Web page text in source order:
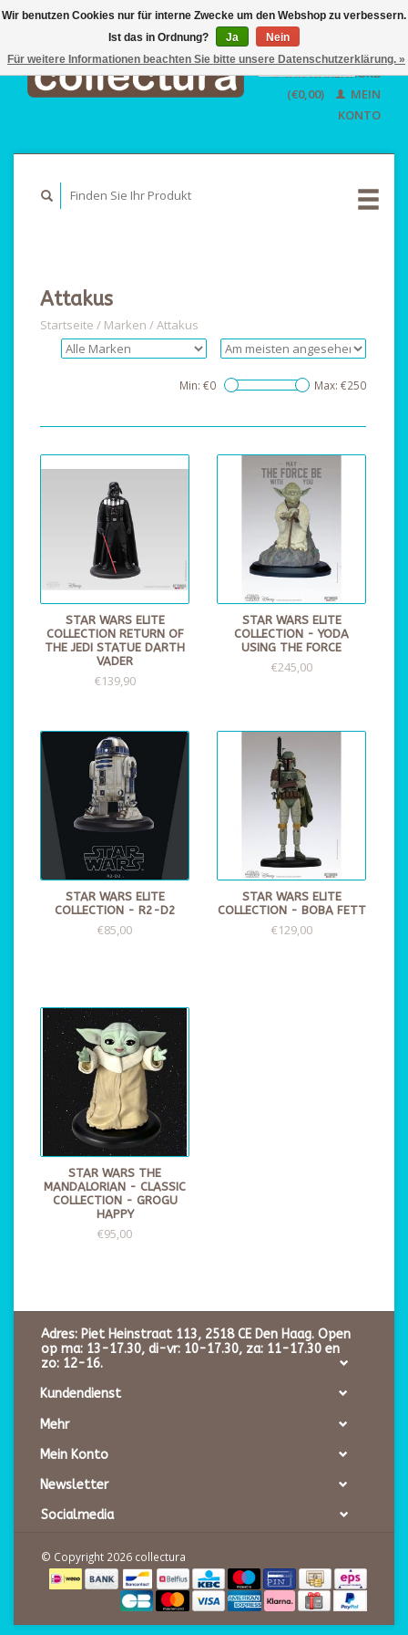
EUR
GBP
USD
Deutsch
English
IHR WARENKORB
(€0,00)
MEIN
KONTO
Attakus
Startseite / Marken /Attakus
Min: €0 Max: €250
STAR WARS ELITE
COLLECTION RETURN OF
THE JEDI STATUE DARTH
VADER
€139,90
STAR WARS ELITE
COLLECTION - YODA
USING THE FORCE
€245,00
STAR WARS ELITE
COLLECTION - R2-D2
€85,00
STAR WARS ELITE
COLLECTION - BOBA FETT
€129,00
STAR WARS THE
MANDALORIAN - CLASSIC
COLLECTION - GROGU
HAPPY
€95,00
Adres: Piet Heinstraat 113, 2518 CE Den Haag. Open
op ma: 13-17.30, di-vr: 10-17.30, za: 11-17.30 en
zo: 12-16.
Kundendienst
Mehr
Mein Konto
Newsletter
Socialmedia
© Copyright 2026 collectura
Wir benutzen Cookies nur für interne Zwecke um den Webshop zu verbessern.
Ist das in Ordnung?
Ja
Nein
Für weitere Informationen beachten Sie bitte unsere Datenschutzerklärung. »